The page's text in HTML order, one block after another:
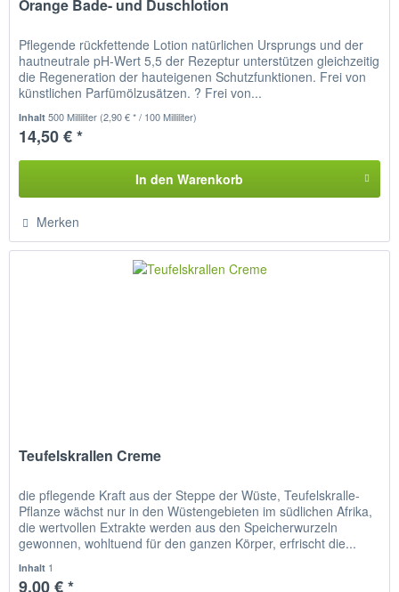
Orange Bade- und Duschlotion
Pflegende rückfettende Lotion natürlichen Ursprungs und der
hautneutrale pH-Wert 5,5 der Rezeptur unterstützen gleichzeitig
die Regeneration der hauteigenen Schutzfunktionen. Frei von
künstlichen Parfümölzusätzen. ? Frei von...
Inhalt500 Milliliter (2,90 € * / 100 Milliliter)
14,50 € *
In den Warenkorb
Merken
Teufelskrallen Creme
die pflegende Kraft aus der Steppe der Wüste, Teufelskralle-
Pflanze wächst nur in den Wüstengebieten im südlichen Afrika,
die wertvollen Extrakte werden aus den Speicherwurzeln
gewonnen, wohltuend für den ganzen Körper, erfrischt die...
Inhalt 1
9,00 € *